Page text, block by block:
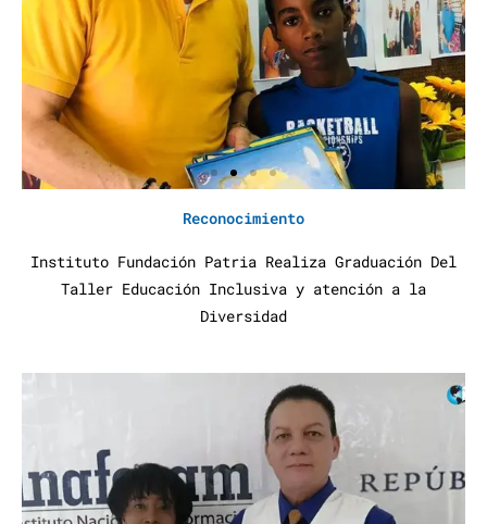
Reconocimiento
Instituto Fundación Patria Realiza Graduación Del
Taller Educación Inclusiva y atención a la
Diversidad